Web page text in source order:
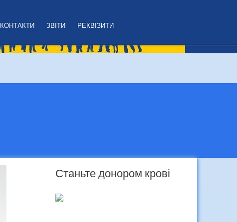
КОНТАКТИ ЗВІТИ РЕКВІЗИТИ
Станьте донором крові